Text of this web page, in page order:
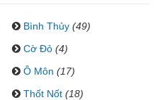
Bình Thủy (49)
Cờ Đỏ (4)
Ô Môn (17)
Thốt Nốt (18)